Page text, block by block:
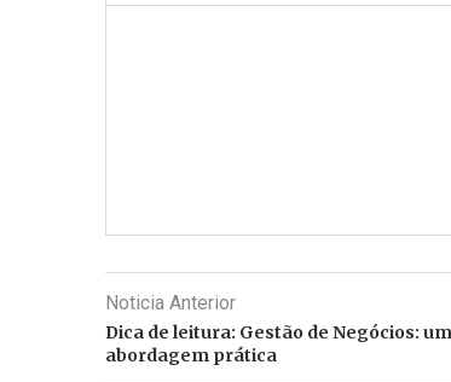
Noticia Anterior
Dica de leitura: Gestão de Negócios:
abordagem prática